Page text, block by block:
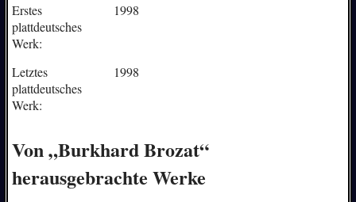
Erstes
plattdeutsches
Werk:
1998
Letztes
plattdeutsches
Werk:
1998
Von „Burkhard Brozat“
herausgebrachte Werke